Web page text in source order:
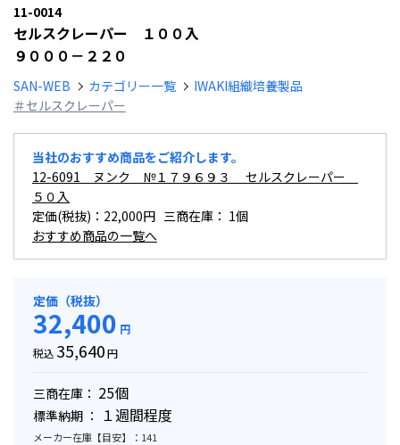
11-0014
セルスクレーパー １００入
９０００－２２０
SAN-WEB カテゴリー一覧
IWAKI組織培養製品
＃セルスクレーパー
当社のおすすめ商品をご紹介します。
12-6091 ヌンク №１７９６９３ セルスクレーパー
５０入
定価(税抜)：22,000円 三商在庫： 1個
おすすめ商品の一覧へ
定価（税抜）
32,400 円
税込 35,640円
三商在庫： 25個
標準納期 ： １週間程度
メーカー在庫【目安】：141